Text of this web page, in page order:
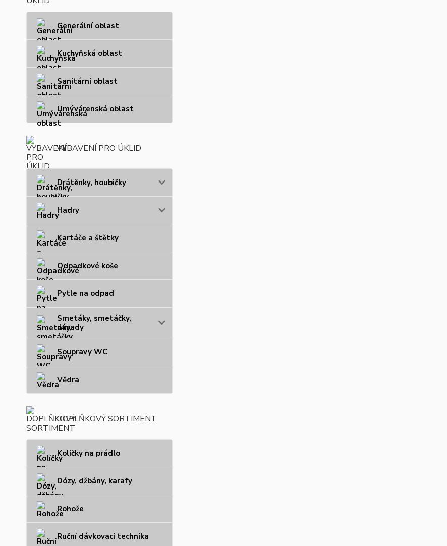
Generální oblast
Kuchyňská oblast
Sanitární oblast
Umývárenská oblast
VYBAVENÍ PRO ÚKLID
Drátěnky, houbičky
Hadry
Kartáče a štětky
Odpadkové koše
Pytle na odpad
Smetáky, smetáčky,
násady
Soupravy WC
Vědra
DOPLŇKOVÝ SORTIMENT
Kolíčky na prádlo
Dózy, džbány, karafy
Rohože
Ruční dávkovací technika